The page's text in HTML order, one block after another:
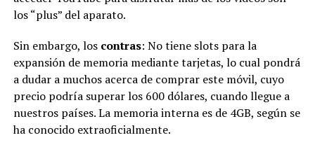
los “plus” del aparato.
Sin embargo, los contras: No tiene slots para la
expansión de memoria mediante tarjetas, lo cual pondrá
a dudar a muchos acerca de comprar este móvil, cuyo
precio podría superar los 600 dólares, cuando llegue a
nuestros países. La memoria interna es de 4GB, según se
ha conocido extraoficialmente.